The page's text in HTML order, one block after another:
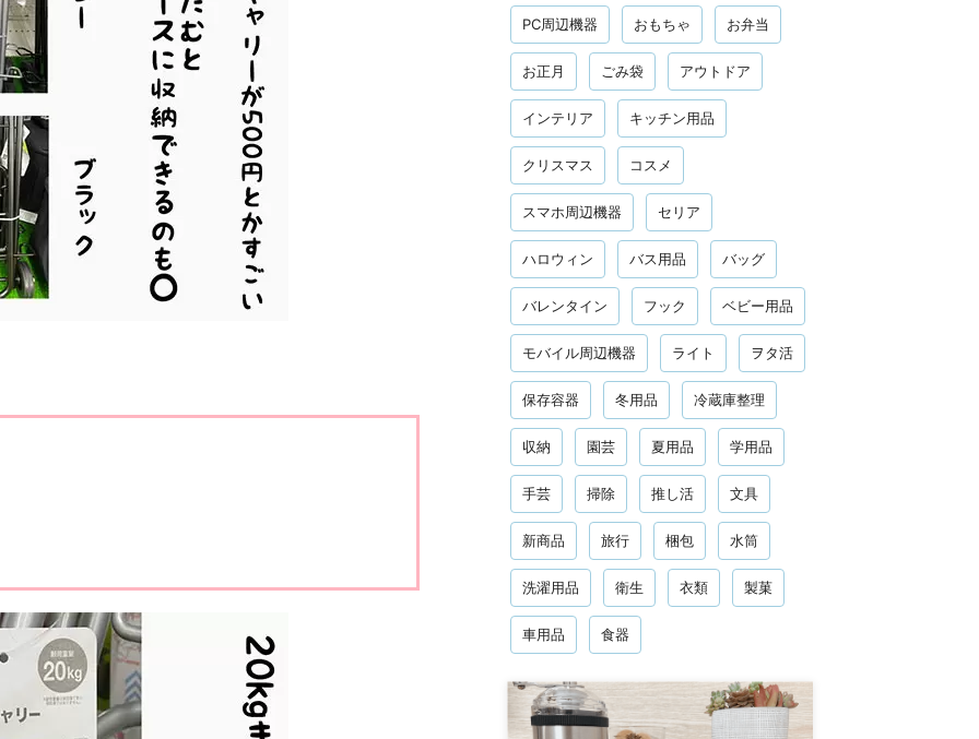
PC周辺機器 おもちゃ お弁当
お正月 ごみ袋 アウトドア
インテリア キッチン用品
クリスマス コスメ
スマホ周辺機器 セリア
ハロウィン バス用品 バッグ
バレンタイン フック ベビー用品
モバイル周辺機器 ライト ヲタ活
保存容器 冬用品 冷蔵庫整理
収納 園芸 夏用品 学用品
手芸 掃除 推し活 文具
新商品 旅行 梱包 水筒
洗濯用品 衛生 衣類 製菓
車用品 食器